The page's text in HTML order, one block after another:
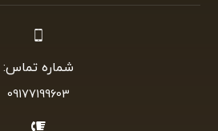
شماره تماس:
09177199603